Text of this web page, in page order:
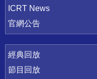
ICRT News
官網公告
經典回放
節目回放